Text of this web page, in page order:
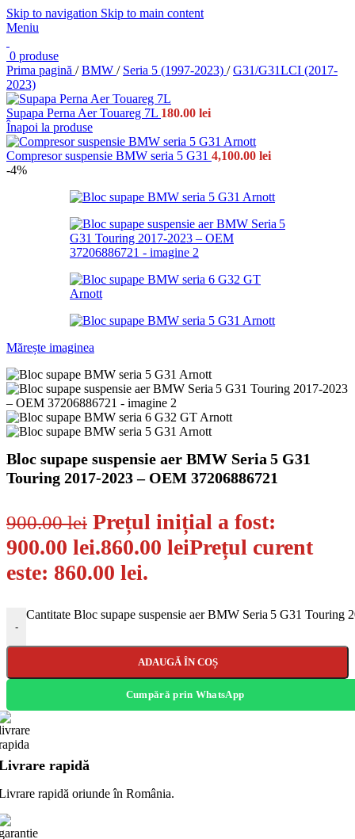
Skip to navigation Skip to main content
Meniu
0 produse
Prima pagină / BMW / Seria 5 (1997-2023) / G31/G31LCI (2017-
2023)
Supapa Perna Aer Touareg 7L 180.00 lei
Înapoi la produse
Compresor suspensie BMW seria 5 G31 4,100.00 lei
-4%
Mărește imaginea
Bloc supape suspensie aer BMW Seria 5 G31
Touring 2017‑2023 – OEM 37206886721
900.00lei Prețul inițial a fost:
900.00 lei.860.00 leiPrețul curent
este: 860.00 lei.
-
Cantitate Bloc supape suspensie aer BMW Seria 5 G31 Touring
ADAUGĂ ÎN COȘ
Cumpără prin WhatsApp
rapidă
rapidă oriunde în România.